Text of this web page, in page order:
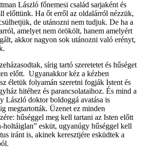
László főnemesi család sarjaként és
előttünk. Ha őt erről az oldalárról nézzük,
de utánozni nem tudjuk. De ha a
amelyet nem örökölt, hanem amelyért
akkor nagyon sok utánozni való erényt,
sírig tartó szeretetet és hűséget
előtt. Ugyanakkor kéz a kézben
életük folyamán szeretni fogják Istent és
hitéhez és parancsolataihoz. És mind a
László doktor boldoggá avatása is
megtartották. Üzenet ez minden
hűséggel meg kell tartani az Isten előtt
esküt, ugyanúgy hűséggel kell
iránt is, akinek keresztjére esküdtek a